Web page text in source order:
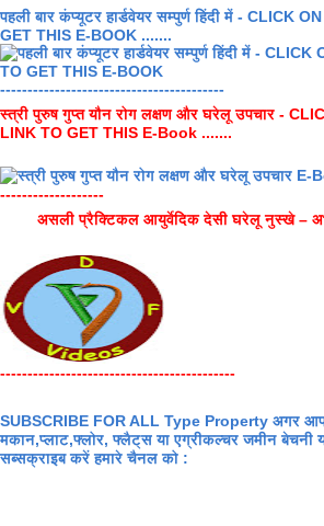
पहली बार कंप्यूटर हार्डवेयर सम्पुर्ण हिंदी में - CLICK
GET THIS E-BOOK .......
-----------------------------------------
स्त्री पुरुष गुप्त यौन रोग लक्षण और घरेलू उपचार -
LINK TO GET THIS E-Book .......
-------------------
असली प्रैक्टिकल आयुर्वेदिक देसी घरेलू नुस्खे –
-------------------------------------------
SUBSCRIBE FOR ALL Type Property अगर
मकान,प्लाट,फ्लोर, फ्लैट्स या एग्रीकल्चर जमीन बेचनी
सब्सक्राइब करें हमारे चैनल को :